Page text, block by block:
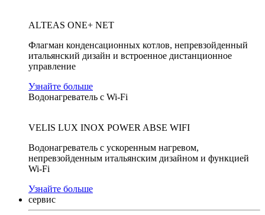
ALTEAS ONE+ NET
Флагман конденсационных котлов, непревзойденный
итальянский дизайн и встроенное дистанционное
управление
Узнайте больше
Водонагреватель с Wi-Fi
VELIS LUX INOX POWER ABSE WIFI
Водонагреватель с ускоренным нагревом,
непревзойденным итальянским дизайном и функцией
Wi-Fi
Узнайте больше
сервис